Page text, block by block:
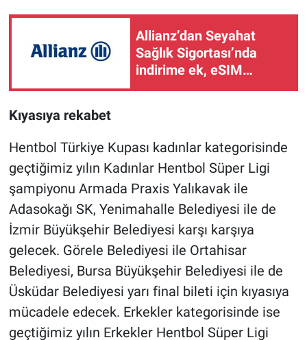
Allianz’dan Seyahat
Sağlık Sigortası’nda
indirime ek, eSIM
Booking’de yüzde 75’e
Kıyasıya rekabet
Hentbol Türkiye Kupası kadınlar kategorisinde
geçtiğimiz yılın Kadınlar Hentbol Süper Ligi
şampiyonu Armada Praxis Yalıkavak ile
Adasokağı SK, Yenimahalle Belediyesi ile de
İzmir Büyükşehir Belediyesi karşı karşıya
gelecek. Görele Belediyesi ile Ortahisar
Belediyesi, Bursa Büyükşehir Belediyesi ile de
Üsküdar Belediyesi yarı final bileti için kıyasıya
mücadele edecek. Erkekler kategorisinde ise
geçtiğimiz yılın Erkekler Hentbol Süper Ligi